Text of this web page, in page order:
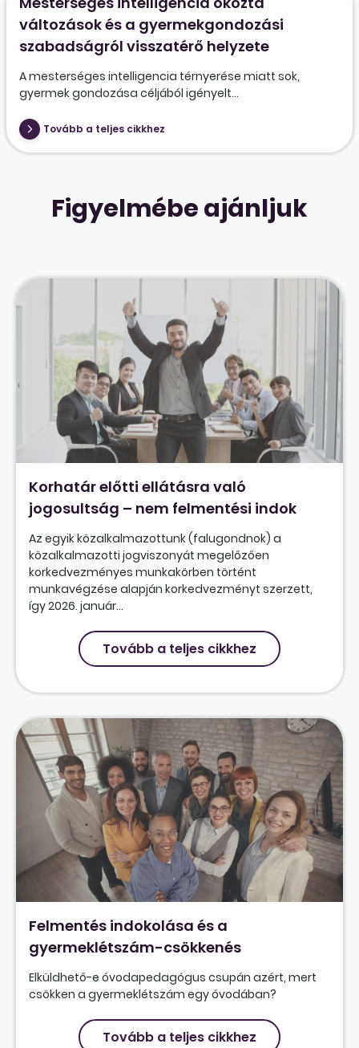
változások és a gyermekgondozási
szabadságról visszatérő helyzete
A mesterséges intelligencia térnyerése miatt sok,
gyermek gondozása céljából igényelt...
Tovább a teljes cikkhez
Figyelmébe ajánljuk
Korhatár előtti ellátásra való
jogosultság – nem felmentési indok
Az egyik közalkalmazottunk (falugondnok) a
közalkalmazotti jogviszonyát megelőzően
korkedvezményes munkakörben történt
munkavégzése alapján korkedvezményt szerzett,
így 2026. január...
Tovább a teljes cikkhez
Felmentés indokolása és a
gyermeklétszám-csökkenés
Elküldhető-e óvodapedagógus csupán azért, mert
csökken a gyermeklétszám egy óvodában?
Tovább a teljes cikkhez